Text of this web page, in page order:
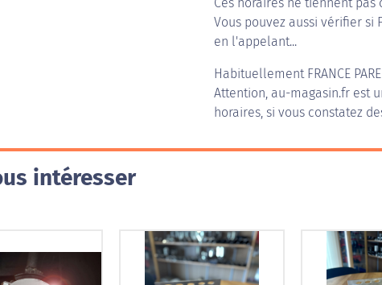
Vous pouvez aussi vérifier si
en l'appelant...
Habituellement FRANCE
Attention, au-magasin.fr est
horaires, si vous constatez
intéresser